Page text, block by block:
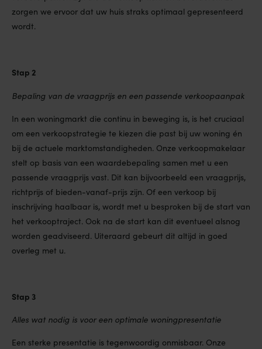
zorgen we ervoor dat uw huis straks optimaal gepresenteerd
wordt.
Stap 2
Bepaling van de vraagprijs en een passende verkoopaanpak
In een woningmarkt die continu in beweging is, is het cruciaal
om een verkoopstrategie te kiezen die past bij uw woning én
bij de actuele marktomstandigheden. Onze verkoopmakelaar
stelt op basis van een waardebepaling samen met u een
passende vraagprijs vast. Dit kan bijvoorbeeld een vraagprijs,
richtprijs of bieden-vanaf-prijs zijn. Of een verkoop bij
inschrijving haalbaar is, wordt met u besproken bij de start van
het verkooptraject. Ook na de start kan dit eventueel alsnog
worden geadviseerd. Uiteraard gebeurt dit altijd in goed
overleg met u.
Stap 3
Alles wat nodig is voor een optimale woningpresentatie
Een sterke presentatie is tegenwoordig onmisbaar. Onze